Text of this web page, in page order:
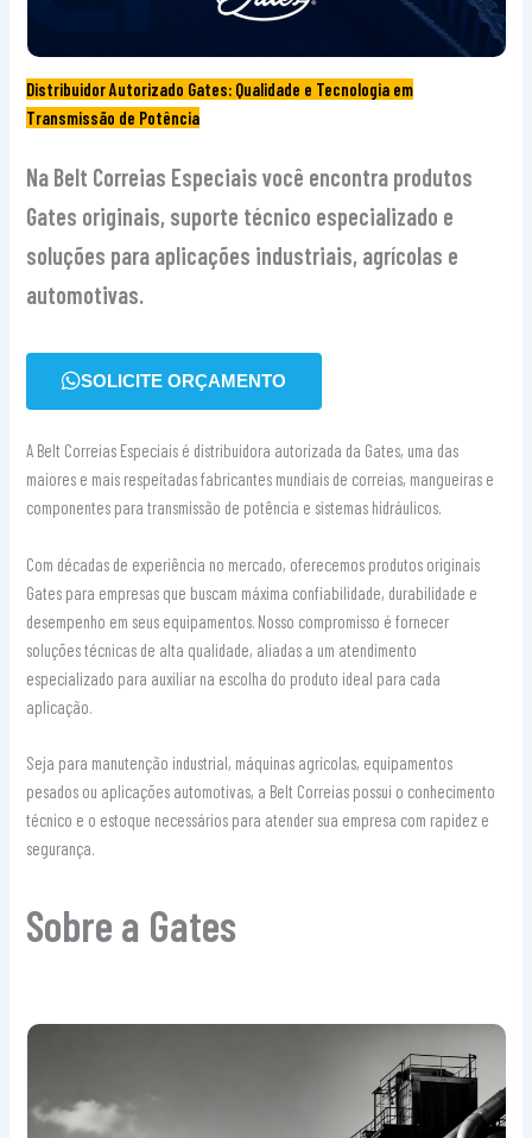
Distribuidor Autorizado Gates: Qualidade e Tecnologia em
Transmissão de Potência
Na Belt Correias Especiais você encontra produtos
Gates originais, suporte técnico especializado e
soluções para aplicações industriais, agrícolas e
automotivas.
SOLICITE ORÇAMENTO
A Belt Correias Especiais é distribuidora autorizada da Gates, uma das
maiores e mais respeitadas fabricantes mundiais de correias, mangueiras e
componentes para transmissão de potência e sistemas hidráulicos.
Com décadas de experiência no mercado, oferecemos produtos originais
Gates para empresas que buscam máxima confiabilidade, durabilidade e
desempenho em seus equipamentos. Nosso compromisso é fornecer
soluções técnicas de alta qualidade, aliadas a um atendimento
especializado para auxiliar na escolha do produto ideal para cada
aplicação.
Seja para manutenção industrial, máquinas agrícolas, equipamentos
pesados ou aplicações automotivas, a Belt Correias possui o conhecimento
técnico e o estoque necessários para atender sua empresa com rapidez e
segurança.
Sobre a Gates